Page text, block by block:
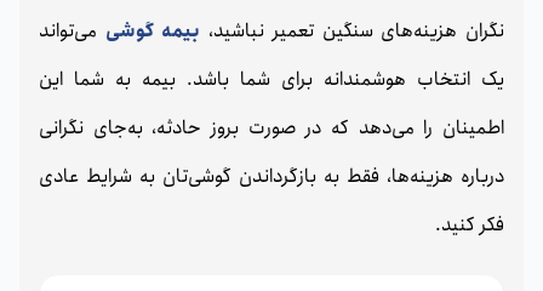
نگران هزینه‌های سنگین تعمیر نباشید، بیمه گوشی می‌تواند
یک انتخاب هوشمندانه برای شما باشد. بیمه به شما این
اطمینان را می‌دهد که در صورت بروز حادثه، به‌جای نگرانی
درباره هزینه‌ها، فقط به بازگرداندن گوشی‌تان به شرایط عادی
فکر کنید.